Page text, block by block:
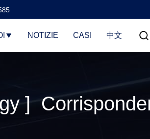
NOTIZIE CASI 中文